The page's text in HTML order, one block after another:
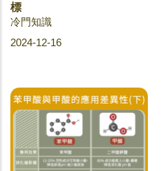
標
冷門知識
2024-12-16